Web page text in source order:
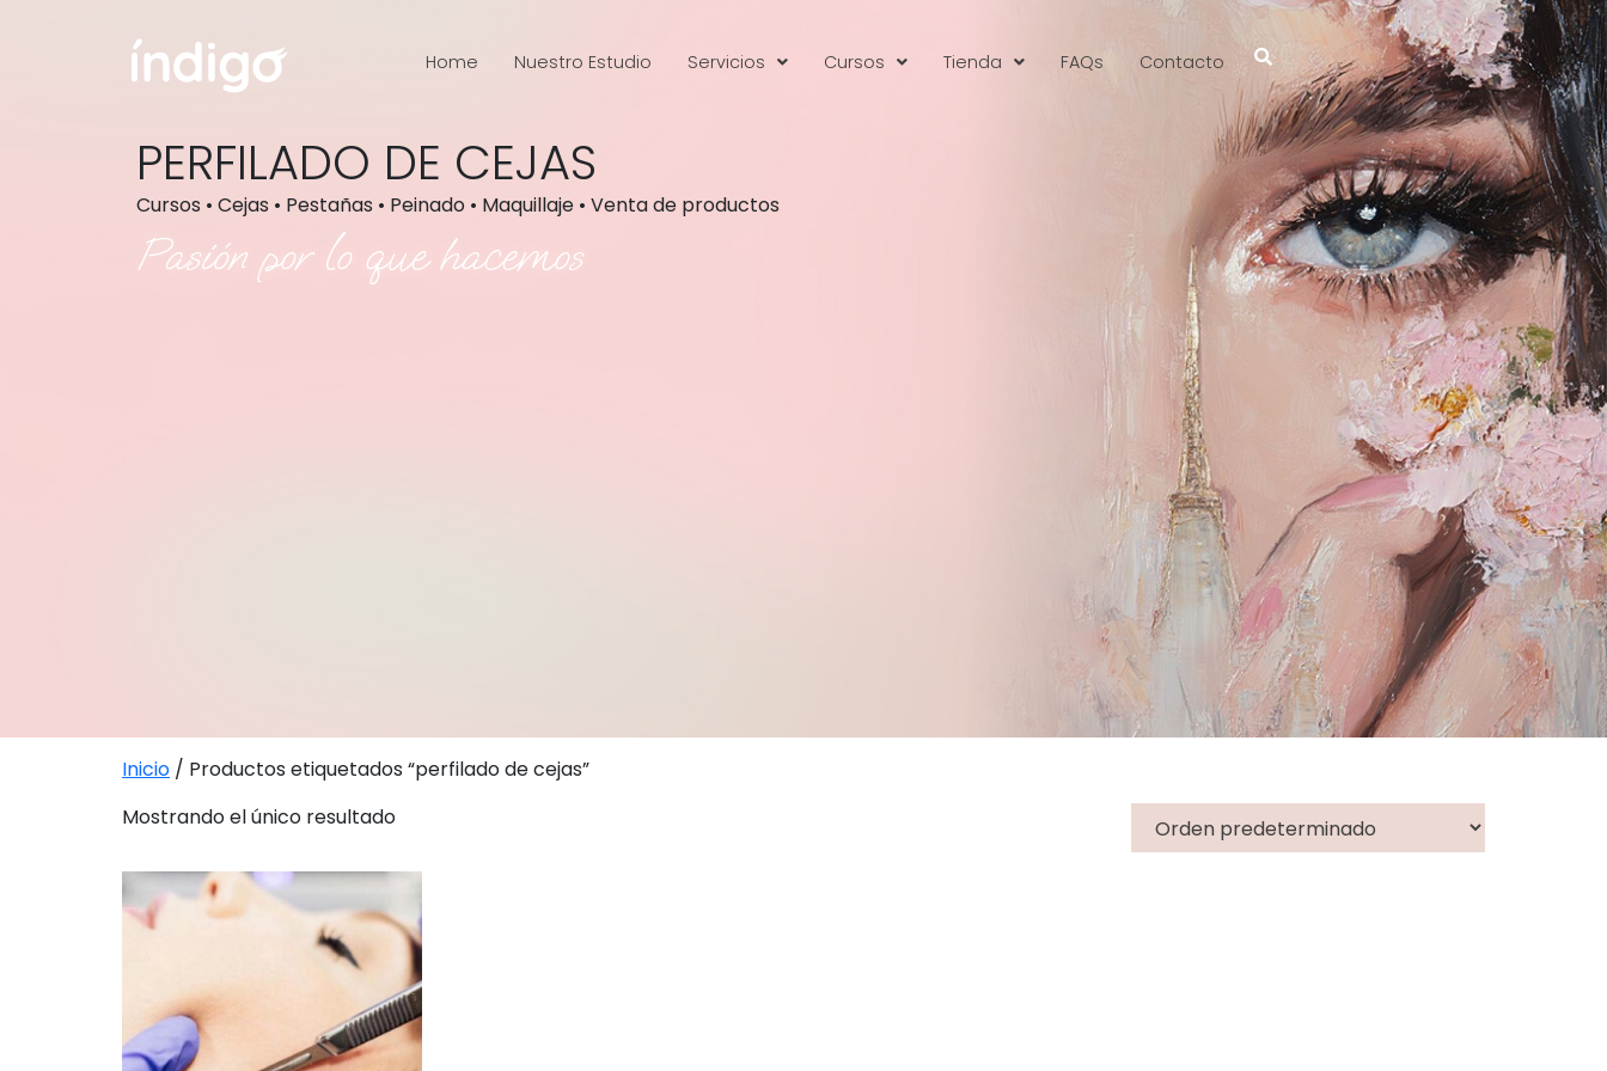
Home Nuestro Estudio Servicios Cursos Tienda FAQs Contacto
PERFILADO DE CEJAS
Cursos • Cejas • Pestañas • Peinado • Maquillaje • Venta de productos
Pasión por lo que hacemos
Inicio / Productos etiquetados “perfilado de cejas”
Mostrando el único resultado